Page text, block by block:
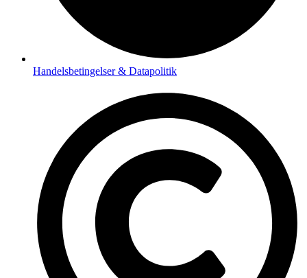
Handelsbetingelser & Datapolitik